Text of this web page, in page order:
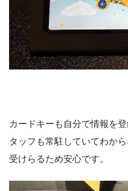
カードキーも自分で情報を
タッフも常駐していてわか
受けらるため安心です。